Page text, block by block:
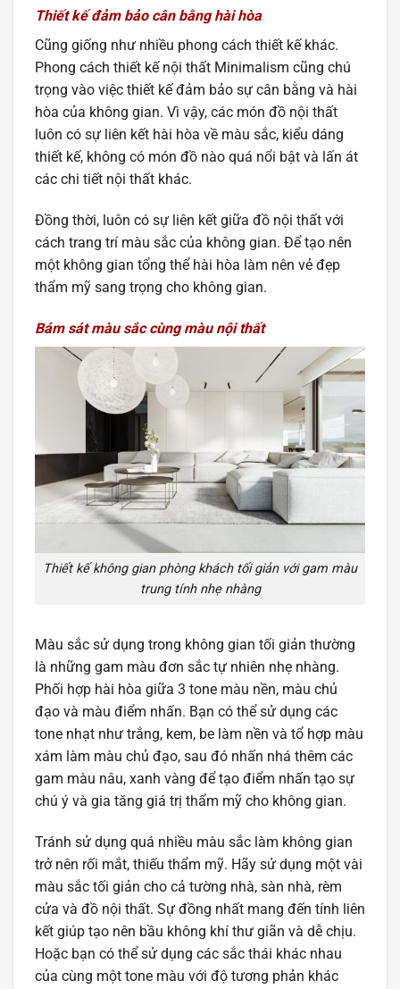
Thiết kế đảm bảo cân bằng hài hòa
Cũng giống như nhiều phong cách thiết kế khác.
Phong cách thiết kế nội thất Minimalism cũng chú
trọng vào việc thiết kế đảm bảo sự cân bằng và hài
hòa của không gian. Vì vậy, các món đồ nội thất
luôn có sự liên kết hài hòa về màu sắc, kiểu dáng
thiết kế, không có món đồ nào quá nổi bật và lấn át
các chi tiết nội thất khác.
Đồng thời, luôn có sự liên kết giữa đồ nội thất với
cách trang trí màu sắc của không gian. Để tạo nên
một không gian tổng thể hài hòa làm nên vẻ đẹp
thẩm mỹ sang trọng cho không gian.
Bám sát màu sắc cùng màu nội thất
Thiết kế không gian phòng khách tối giản với gam màu
trung tính nhẹ nhàng
Màu sắc sử dụng trong không gian tối giản thường
là những gam màu đơn sắc tự nhiên nhẹ nhàng.
Phối hợp hài hòa giữa 3 tone màu nền, màu chủ
đạo và màu điểm nhấn. Bạn có thể sử dụng các
tone nhạt như trắng, kem, be làm nền và tổ hợp màu
xám làm màu chủ đạo, sau đó nhấn nhá thêm các
gam màu nâu, xanh vàng để tạo điểm nhấn tạo sự
chú ý và gia tăng giá trị thẩm mỹ cho không gian.
Tránh sử dụng quá nhiều màu sắc làm không gian
trở nên rối mắt, thiếu thẩm mỹ. Hãy sử dụng một vài
màu sắc tối giản cho cả tường nhà, sàn nhà, rèm
cửa và đồ nội thất. Sự đồng nhất mang đến tính liên
kết giúp tạo nên bầu không khí thư giãn và dễ chịu.
Hoặc bạn có thể sử dụng các sắc thái khác nhau
của cùng một tone màu với độ tương phản khác